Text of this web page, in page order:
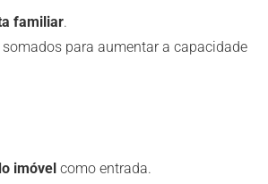
familiar.
para aumentar a capacidade
imóvel como entrada.